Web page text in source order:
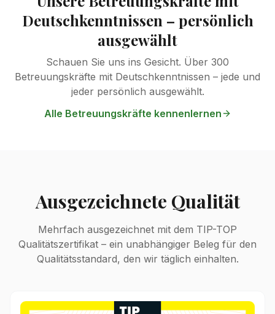
Deutschkenntnissen – persönlich
ausgewählt
Schauen Sie uns ins Gesicht. Über 300
Betreuungskräfte mit Deutschkenntnissen – jede und
jeder persönlich ausgewählt.
Alle Betreuungskräfte kennenlernen
Ausgezeichnete Qualität
Mehrfach ausgezeichnet mit dem TIP-TOP
Qualitätszertifikat – ein unabhängiger Beleg für den
Qualitätsstandard, den wir täglich einhalten.